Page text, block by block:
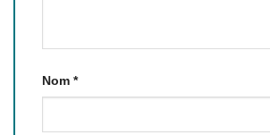
Nom *